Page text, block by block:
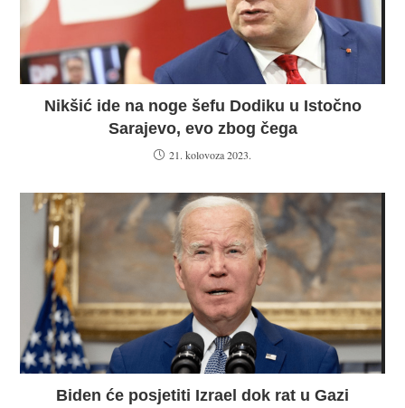
Nikšić ide na noge šefu Dodiku u Istočno
Sarajevo, evo zbog čega
21. kolovoza 2023.
Biden će posjetiti Izrael dok rat u Gazi